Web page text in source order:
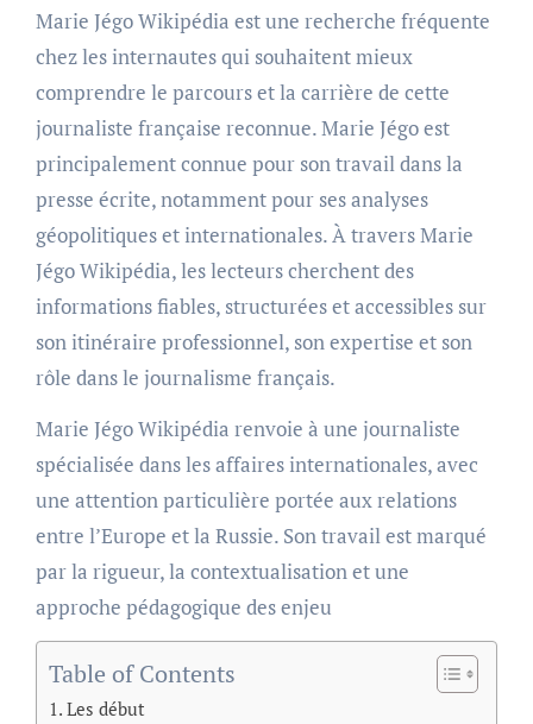
Marie Jégo Wikipédia est une recherche fréquente
chez les internautes qui souhaitent mieux
comprendre le parcours et la carrière de cette
journaliste française reconnue. Marie Jégo est
principalement connue pour son travail dans la
presse écrite, notamment pour ses analyses
géopolitiques et internationales. À travers Marie
Jégo Wikipédia, les lecteurs cherchent des
informations fiables, structurées et accessibles sur
son itinéraire professionnel, son expertise et son
rôle dans le journalisme français.
Marie Jégo Wikipédia renvoie à une journaliste
spécialisée dans les affaires internationales, avec
une attention particulière portée aux relations
entre l’Europe et la Russie. Son travail est marqué
par la rigueur, la contextualisation et une
approche pédagogique des enjeu
Table of Contents
Les début